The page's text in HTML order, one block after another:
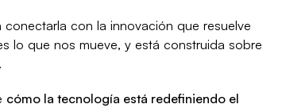
con la innovación que resuelve
lo que nos mueve, y está construida sobre
cómo la tecnología está redefiniendo el